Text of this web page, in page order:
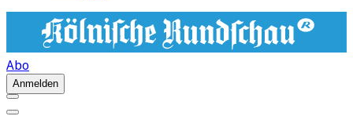
Abo
Anmelden